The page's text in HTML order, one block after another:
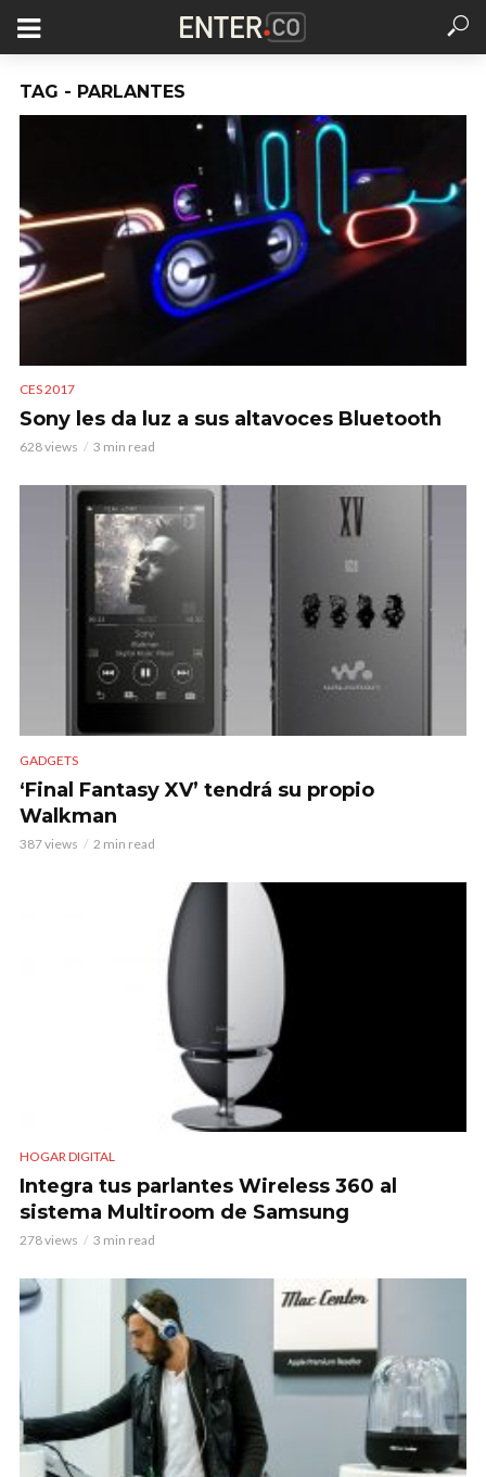
TAG - PARLANTES
CES 2017
Sony les da luz a sus altavoces Bluetooth
628 views 3 min read
GADGETS
‘Final Fantasy XV’ tendrá su propio
Walkman
387 views 2 min read
HOGAR DIGITAL
Integra tus parlantes Wireless 360 al
sistema Multiroom de Samsung
278 views 3 min read